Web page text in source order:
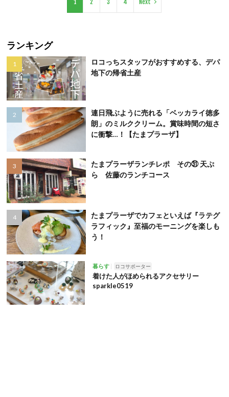
1 2 3 4 Next
ランキング
ロコっちスタッフがおすすめする、デパ
地下の帰省土産
連日飛ぶように売れる「ベッカライ徳多
朗」のミルククリーム。賞味時間の短さ
に衝撃…！【たまプラーザ】
たまプラーザランチレポ その㉛ 天ぷ
ら 佐藤のランチコース
たまプラーザでカフェといえば『ラテグ
ラフィック』至福のモーニングを楽しも
う！
暮らす ロコサポーター
着けた人がほめられるアクセサリー
sparkle0519